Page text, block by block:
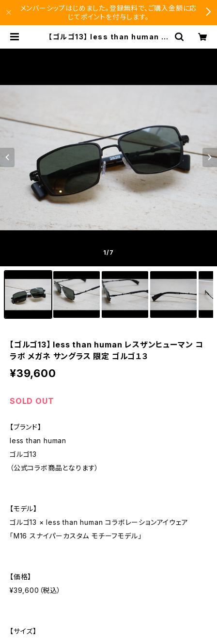
メンバーシップはじめました。登録無料で、ご購入金額に応
じてポイントを付与します。
【ゴルゴ13】 less than human レ
1/7
【ゴルゴ13】 less than human レスザンヒューマン コ
ラボ メガネ サングラス 限定 ゴルゴ１３
¥39,600
SOLD OUT
【ブランド】
less than human
ゴルゴ13
（公式コラボ商品となります）
【モデル】
ゴルゴ13 × less than human コラボレーションアイウェア
「M16 スナイパーカスタム モチーフモデル」
【価格】
¥39,600（税込）
【サイズ】